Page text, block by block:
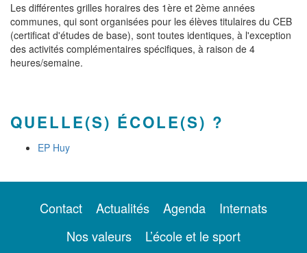
Les différentes grilles horaires des 1ère et 2ème années
communes, qui sont organisées pour les élèves titulaires du CEB
(certificat d'études de base), sont toutes identiques, à l'exception
des activités complémentaires spécifiques, à raison de 4
heures/semaine.
QUELLE(S) ÉCOLE(S) ?
EP Huy
Contact Actualités Agenda
Internats
Nos valeurs
L’école et le sport